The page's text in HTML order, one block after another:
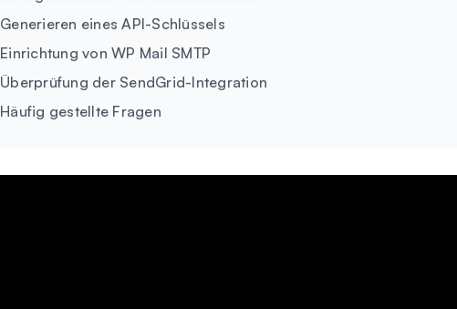
Generieren eines API-Schlüssels
Einrichtung von WP Mail SMTP
Überprüfung der SendGrid-Integration
Häufig gestellte Fragen